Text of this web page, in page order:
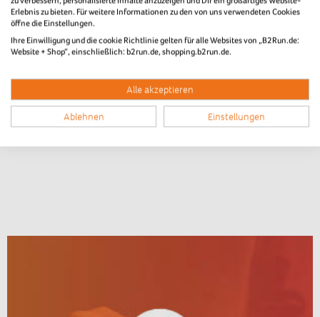
Erlebnis zu bieten. Für weitere Informationen zu den von uns verwendeten Cookies
öffne die Einstellungen.
Ihre Einwilligung und die cookie Richtlinie gelten für alle Websites von „B2Run.de:
Website + Shop“, einschließlich: b2run.de, shopping.b2run.de.
Alle akzeptieren
Ablehnen Einstellungen